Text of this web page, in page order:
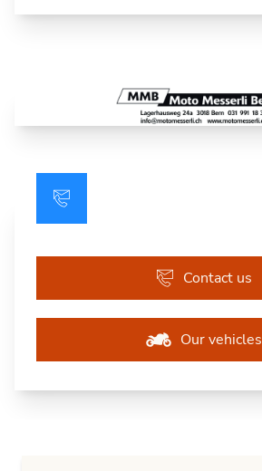
Contact us
Our vehicles